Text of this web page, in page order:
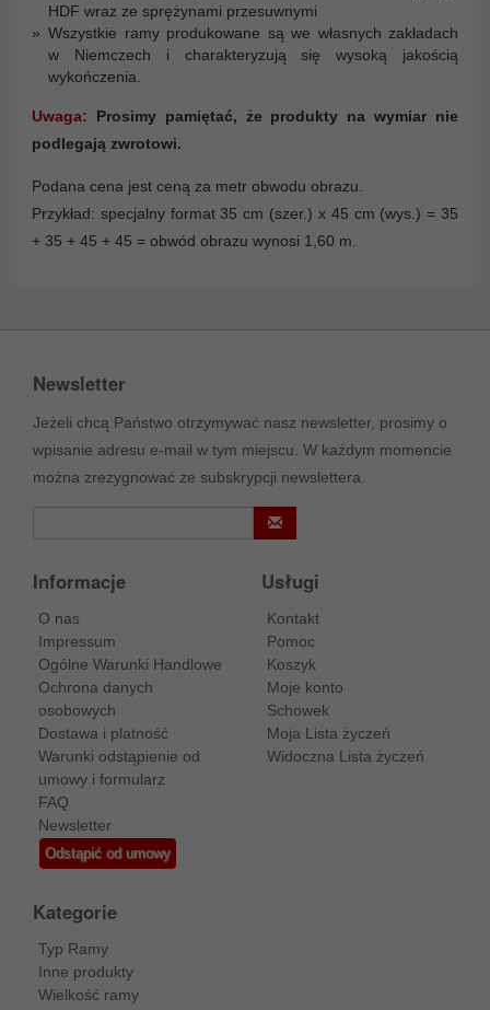
HDF wraz ze sprężynami przesuwnymi
Wszystkie ramy produkowane są we własnych zakładach
w Niemczech i charakteryzują się wysoką jakością
wykończenia.
Uwaga: Prosimy pamiętać, że produkty na wymiar nie
podlegają zwrotowi.
Podana cena jest ceną za metr obwodu obrazu.
Przykład: specjalny format 35 cm (szer.) x 45 cm (wys.) = 35
+ 35 + 45 + 45 = obwód obrazu wynosi 1,60 m.
Newsletter
Jeżeli chcą Państwo otrzymywać nasz newsletter, prosimy o
wpisanie adresu e-mail w tym miejscu. W każdym momencie
można zrezygnować ze subskrypcji newslettera.
Informacje
O nas
Impressum
Ogólne Warunki Handlowe
Ochrona danych
osobowych
Dostawa i platność
Warunki odstąpienie od
umowy i formularz
FAQ
Newsletter
Odstąpić od umowy
Usługi
Kontakt
Pomoc
Koszyk
Moje konto
Schowek
Moja Lista życzeń
Widoczna Lista życzeń
Kategorie
Typ Ramy
Inne produkty
Wielkość ramy